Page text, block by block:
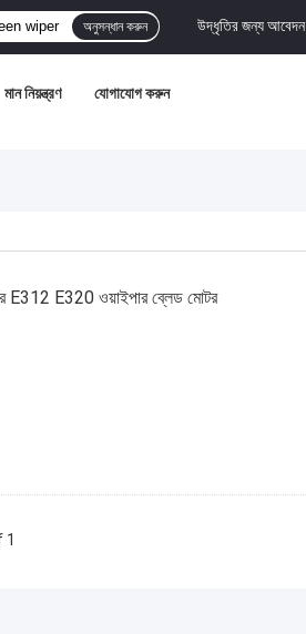
উদ্ধৃতির জন্য আবেদন
অনুসন্ধান করুন
মান নিয়ন্ত্রণ যোগাযোগ করুন
E312 E320 ওয়াইপার ব্লেড মোটর
1